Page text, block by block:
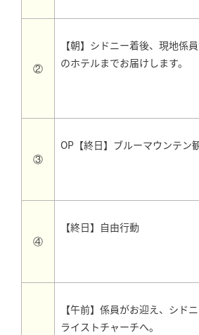
②
【朝】シドニー着後、現地係
のホテルまでお届けします。
③
OP【終日】ブルーマウンテン
④
【終日】自由行動
【午前】係員がお迎え、シド
ライストチャーチへ。